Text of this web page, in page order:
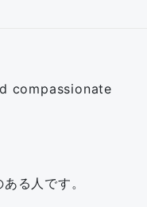
compassionate
る人です。